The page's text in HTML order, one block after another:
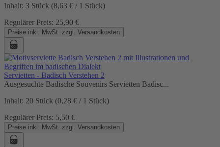
Inhalt: 3 Stück (8,63 € / 1 Stück)
Regulärer Preis: 25,90 €
Preise inkl. MwSt. zzgl. Versandkosten
Servietten - Badisch Verstehen 2
Ausgesuchte Badische Souvenirs Servietten Badisc...
Inhalt: 20 Stück (0,28 € / 1 Stück)
Regulärer Preis: 5,50 €
Preise inkl. MwSt. zzgl. Versandkosten